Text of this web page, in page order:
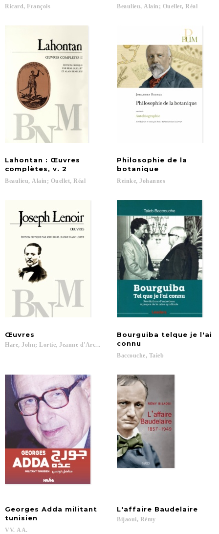
Ricard, François Beaulieu, Alain; Ouellet, Réal
Lahontan : Œuvres
complètes, v. 2
Beaulieu, Alain; Ouellet, Réal
Philosophie de la
botanique
Reinke, Johannes
Œuvres
Hare, John; Lortie, Jeanne d'Arc...
Bourguiba telque je l'ai
connu
Baccouche, Taieb
Georges Adda militant
tunisien
VV. AA.
L'affaire Baudelaire
Bijaoui, Rémy